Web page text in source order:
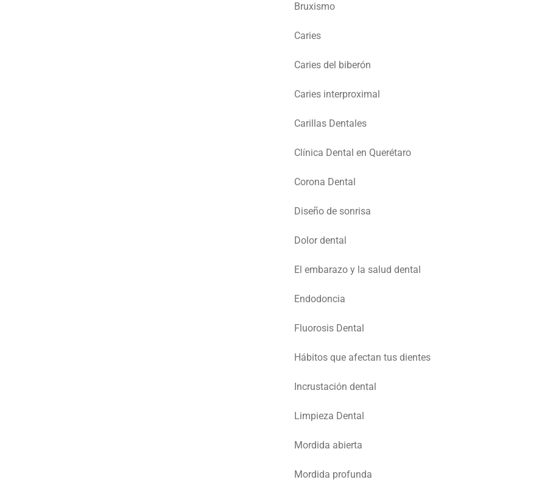
Bruxismo
Caries
Caries del biberón
Caries interproximal
Carillas Dentales
Clínica Dental en Querétaro
Corona Dental
Diseño de sonrisa
Dolor dental
El embarazo y la salud dental
Endodoncia
Fluorosis Dental
Hábitos que afectan tus dientes
Incrustación dental
Limpieza Dental
Mordida abierta
Mordida profunda